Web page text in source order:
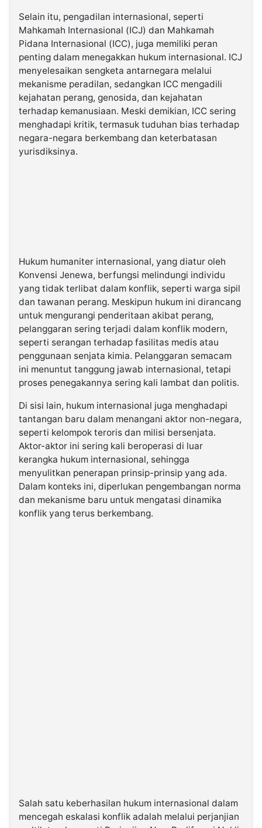
Selain itu, pengadilan internasional, seperti
Mahkamah Internasional (ICJ) dan Mahkamah
Pidana Internasional (ICC), juga memiliki peran
penting dalam menegakkan hukum internasional. ICJ
menyelesaikan sengketa antarnegara melalui
mekanisme peradilan, sedangkan ICC mengadili
kejahatan perang, genosida, dan kejahatan
terhadap kemanusiaan. Meski demikian, ICC sering
menghadapi kritik, termasuk tuduhan bias terhadap
negara-negara berkembang dan keterbatasan
yurisdiksinya.
Hukum humaniter internasional, yang diatur oleh
Konvensi Jenewa, berfungsi melindungi individu
yang tidak terlibat dalam konflik, seperti warga sipil
dan tawanan perang. Meskipun hukum ini dirancang
untuk mengurangi penderitaan akibat perang,
pelanggaran sering terjadi dalam konflik modern,
seperti serangan terhadap fasilitas medis atau
penggunaan senjata kimia. Pelanggaran semacam
ini menuntut tanggung jawab internasional, tetapi
proses penegakannya sering kali lambat dan politis.
Di sisi lain, hukum internasional juga menghadapi
tantangan baru dalam menangani aktor non-negara,
seperti kelompok teroris dan milisi bersenjata.
Aktor-aktor ini sering kali beroperasi di luar
kerangka hukum internasional, sehingga
menyulitkan penerapan prinsip-prinsip yang ada.
Dalam konteks ini, diperlukan pengembangan norma
dan mekanisme baru untuk mengatasi dinamika
konflik yang terus berkembang.
Salah satu keberhasilan hukum internasional dalam
mencegah eskalasi konflik adalah melalui perjanjian